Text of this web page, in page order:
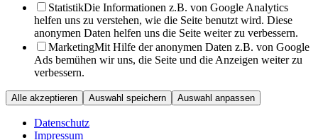
StatistikDie Informationen z.B. von Google Analytics
helfen uns zu verstehen, wie die Seite benutzt wird. Diese
anonymen Daten helfen uns die Seite weiter zu verbessern.
MarketingMit Hilfe der anonymen Daten z.B. von Google
Ads bemühen wir uns, die Seite und die Anzeigen weiter zu
verbessern.
Alle akzeptieren Auswahl speichern Auswahl anpassen
Datenschutz
Impressum